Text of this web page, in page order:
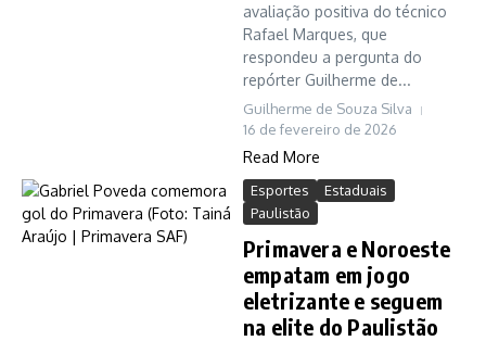
avaliação positiva do técnico
Rafael Marques, que
respondeu a pergunta do
repórter Guilherme de...
Guilherme de Souza Silva
16 de fevereiro de 2026
Read More
Esportes
Estaduais
Paulistão
Primavera e Noroeste
empatam em jogo
eletrizante e seguem
na elite do Paulistão